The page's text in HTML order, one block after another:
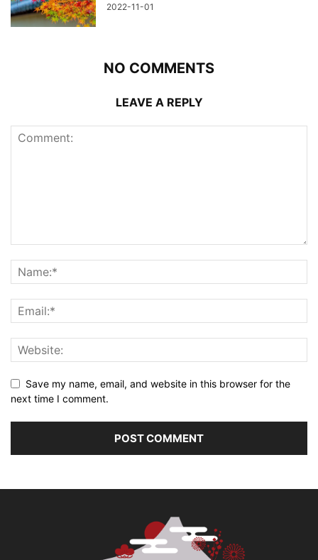
2022-11-01
NO COMMENTS
LEAVE A REPLY
Save my name, email, and website in this browser for the
next time I comment.